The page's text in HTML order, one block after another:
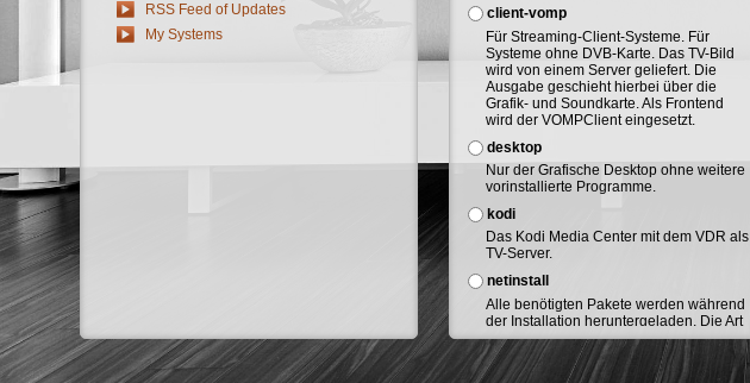
RSS Feed of Updates
My Systems
client-vomp
Für Streaming-Client-Systeme. Für
Systeme ohne DVB-Karte. Das TV-Bild
wird von einem Server geliefert. Die
Ausgabe geschieht hierbei über die
Grafik- und Soundkarte. Als Frontend
wird der VOMPClient eingesetzt.
desktop
Nur der Grafische Desktop ohne weitere
vorinstallierte Programme.
kodi
Das Kodi Media Center mit dem VDR als
TV-Server.
netinstall
Alle benötigten Pakete werden während
der Installation heruntergeladen. Die Art
des zu installierenden Systems wird
während der Installation festgelegt. Es
stehen alle hier aufgelisteten Systeme